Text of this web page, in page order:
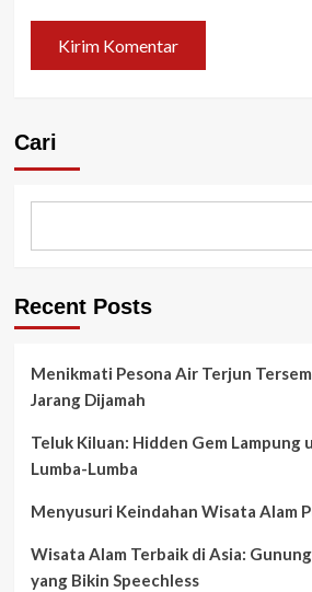
Cari
Recent Posts
Menikmati Pesona Air Terjun
Jarang Dijamah
Teluk Kiluan: Hidden Gem Lampung
Lumba-Lumba
Menyusuri Keindahan Wisata Alam
Wisata Alam Terbaik di Asia:
yang Bikin Speechless